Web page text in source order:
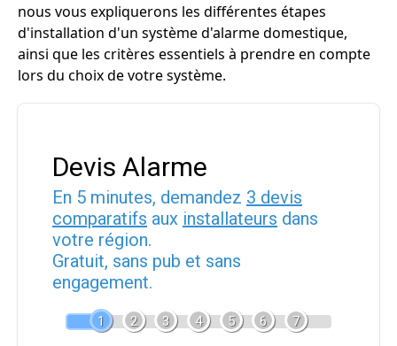
nous vous expliquerons les différentes étapes
d'installation d'un système d'alarme domestique,
ainsi que les critères essentiels à prendre en compte
lors du choix de votre système.
Devis Alarme
En 5 minutes, demandez 3 devis
comparatifs aux installateurs dans
votre région.
Gratuit, sans pub et sans
engagement.
1 2 3 4 5 6 7